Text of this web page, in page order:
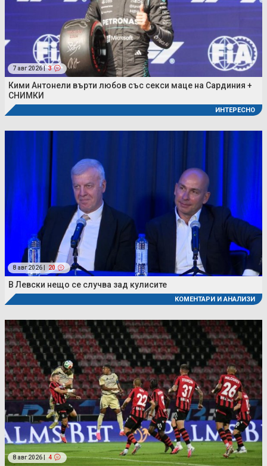
7 авг 2026 | 3
Кими Антонели върти любов със секси маце на Сардиния +
СНИМКИ
ИНТЕРЕСНО
8 авг 2026 | 20
В Левски нещо се случва зад кулисите
КОМЕНТАРИ И АНАЛИЗИ
8 авг 2026 | 4